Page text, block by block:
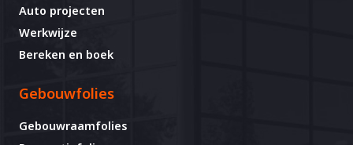
Auto projecten
Werkwijze
Bereken en boek
Gebouwfolies
Gebouwraamfolies